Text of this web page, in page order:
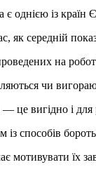
є однією із
як середній
на
чи
вигідно і для
способів
мотивувати